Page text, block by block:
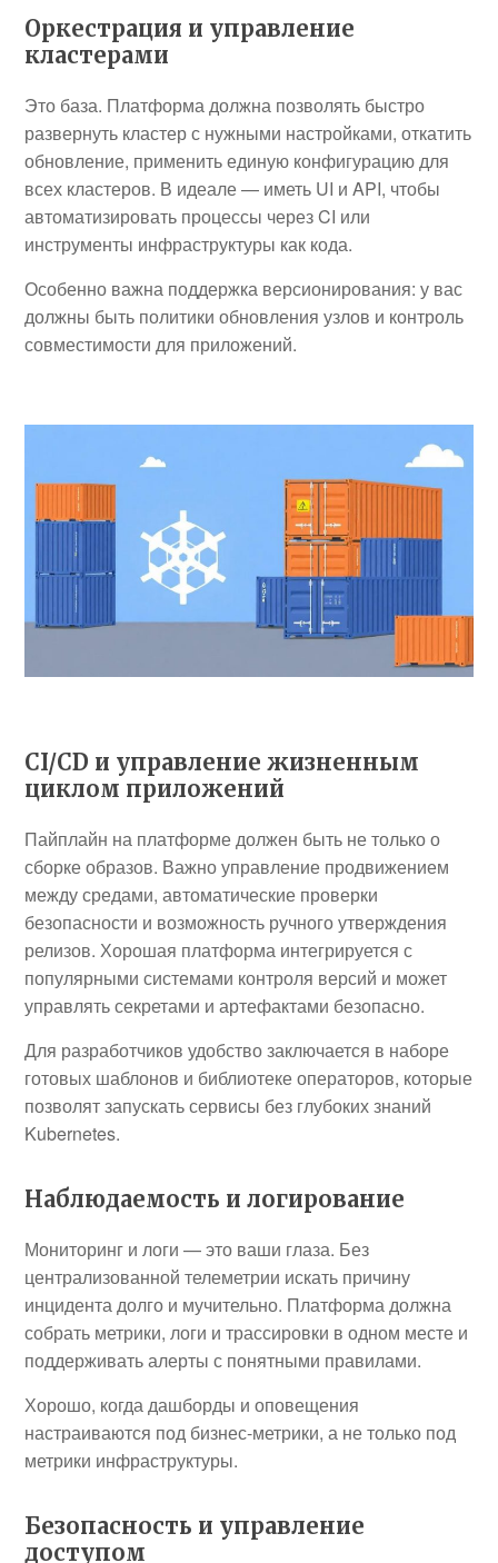
Оркестрация и управление
кластерами
Это база. Платформа должна позволять быстро
развернуть кластер с нужными настройками, откатить
обновление, применить единую конфигурацию для
всех кластеров. В идеале — иметь UI и API, чтобы
автоматизировать процессы через CI или
инструменты инфраструктуры как кода.
Особенно важна поддержка версионирования: у вас
должны быть политики обновления узлов и контроль
совместимости для приложений.
CI/CD и управление жизненным
циклом приложений
Пайплайн на платформе должен быть не только о
сборке образов. Важно управление продвижением
между средами, автоматические проверки
безопасности и возможность ручного утверждения
релизов. Хорошая платформа интегрируется с
популярными системами контроля версий и может
управлять секретами и артефактами безопасно.
Для разработчиков удобство заключается в наборе
готовых шаблонов и библиотеке операторов, которые
позволят запускать сервисы без глубоких знаний
Kubernetes.
Наблюдаемость и логирование
Мониторинг и логи — это ваши глаза. Без
централизованной телеметрии искать причину
инцидента долго и мучительно. Платформа должна
собрать метрики, логи и трассировки в одном месте и
поддерживать алерты с понятными правилами.
Хорошо, когда дашборды и оповещения
настраиваются под бизнес-метрики, а не только под
метрики инфраструктуры.
Безопасность и управление
доступом